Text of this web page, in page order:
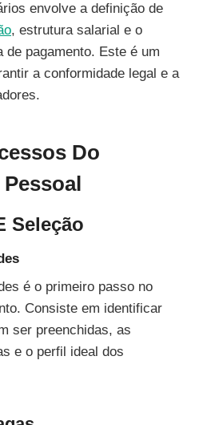
envolve a definição de
, estrutura salarial e o
de pagamento. Este é um
a conformidade legal e a
Do
Seleção
é o primeiro passo no
Consiste em identificar
ser preenchidas, as
e o perfil ideal dos